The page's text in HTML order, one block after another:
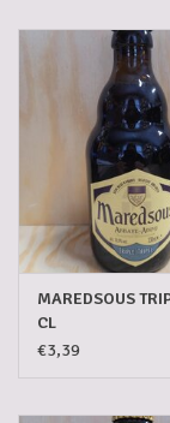
MAREDSOUS
CL
€3,39